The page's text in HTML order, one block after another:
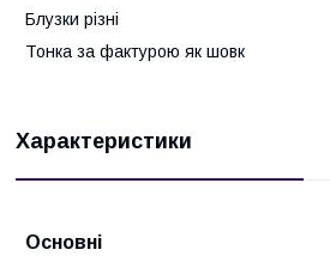
Блузки різні
Тонка за фактурою як шовк
Характеристики
Основні